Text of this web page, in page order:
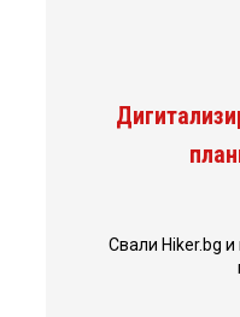
Свали Hiker.bg